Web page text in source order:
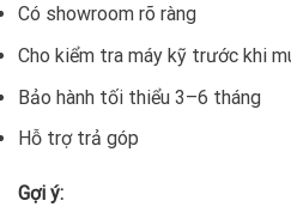
Có showroom rõ ràng
Cho kiểm tra máy kỹ trước khi
Bảo hành tối thiểu 3–6 tháng
Hỗ trợ trả góp
Gợi ý: